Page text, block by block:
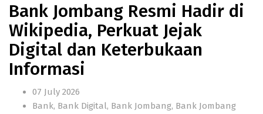
Bank Jombang Resmi Hadir di
Wikipedia, Perkuat Jejak
Digital dan Keterbukaan
Informasi
07 July 2026
Bank, Bank Digital, Bank Jombang, Bank Jombang